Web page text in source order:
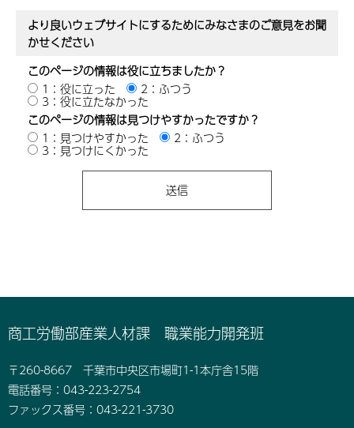
より良いウェブサイトにするためにみなさまのご意見をお聞
かせください
このページの情報は役に立ちましたか？
1：役に立った
2：ふつう
3：役に立たなかった
このページの情報は見つけやすかったですか？
1：見つけやすかった
2：ふつう
3：見つけにくかった
商工労働部産業人材課 職業能力開発班
〒260-8667 千葉市中央区市場町1-1本庁舎15階
電話番号：043-223-2754
ファックス番号：043-221-3730